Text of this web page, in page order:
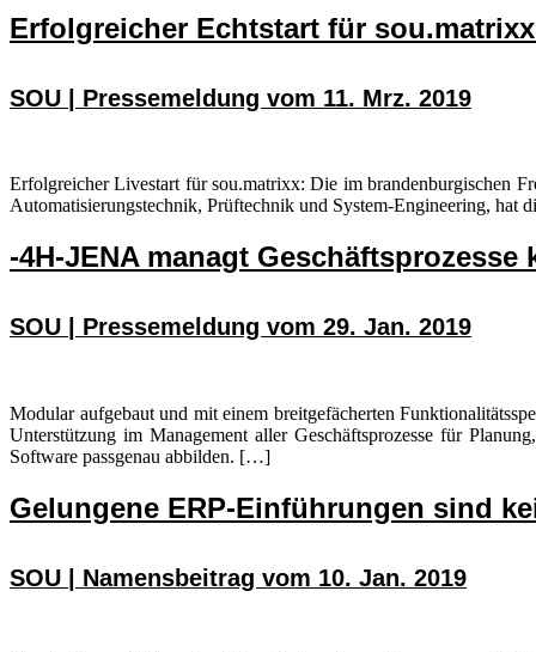
Erfolgreicher Echtstart für
SOU | Pressemeldung vom 11. Mrz. 2019
Erfolgreicher Livestart für sou.matrixx: Die im brandenburgischen
Automatisierungstechnik, Prüftechnik und System-Engineering, hat
-4H-JENA managt
SOU | Pressemeldung vom 29. Jan. 2019
Modular aufgebaut und mit einem breitgefächerten
Unterstützung im Management aller Geschäftsprozesse für
Software passgenau abbilden. […]
Gelungene ERP-Einführungen sind
SOU | Namensbeitrag vom 10. Jan. 2019